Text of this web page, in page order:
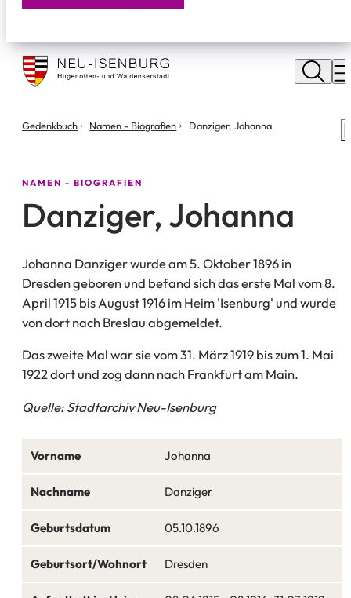
Stadt
Neu
Isenburg
SieGedenkbuch Namen - Biografien Danziger, Johanna
NAMEN - BIOGRAFIEN
Danziger, Johanna
Johanna Danziger wurde am 5. Oktober 1896 in
Dresden geboren und befand sich das erste Mal vom 8.
April 1915 bis August 1916 im Heim 'Isenburg' und wurde
von dort nach Breslau abgemeldet.
Das zweite Mal war sie vom 31. März 1919 bis zum 1. Mai
1922 dort und zog dann nach Frankfurt am Main.
Quelle: Stadtarchiv Neu-Isenburg
Vorname Johanna
Nachname Danziger
Geburtsdatum 05.10.1896
Geburtsort/Wohnort Dresden